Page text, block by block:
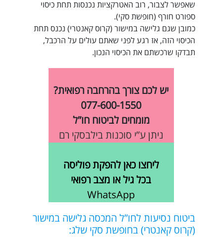
שאפשר לצבור, רוב האטרקציות נכנסות תחת כיסוי
ספורט חורף (חופשת סקי).
כמובן שגם גלישה במישור (קרוס קאנטרי) נכנס תחת
הכיסוי הזה, אז רגע לפני שאתם עולים על הרכבל,
תבדקו שרכשתם את הכיסוי הנכון.
יש לכם צורך בהרחבה רפואית?
077-600-1550
מומחים לביטוח חו”ל
ניתן ע”י סוכנות בילבסקי רם
ליחצו כאן להפקת פוליסה
בכל גיל או מצב רפואי
WhatsApp
ביטוח נסיעות לחו”ל המכסה גלישה במישור
(קרוס קאנטרי) בחופשת סקי שלג: